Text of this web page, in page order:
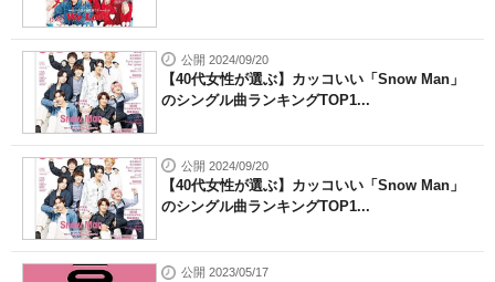
公開 2024/09/20
【40代女性が選ぶ】カッコいい「Snow Man」
のシングル曲ランキングTOP1...
公開 2024/09/20
【40代女性が選ぶ】カッコいい「Snow Man」
のシングル曲ランキングTOP1...
公開 2023/05/17